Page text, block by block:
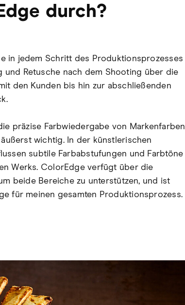
durch?
in jedem Schritt des Produktionsprozesses
Retusche nach dem Shooting über die
den Kunden bis hin zur abschließenden
präzise Farbwiedergabe von Markenfarben
wichtig. In der künstlerischen
subtile Farbabstufungen und Farbtöne
Werks. ColorEdge verfügt über die
beide Bereiche zu unterstützen, und ist
für meinen gesamten Produktionsprozess.